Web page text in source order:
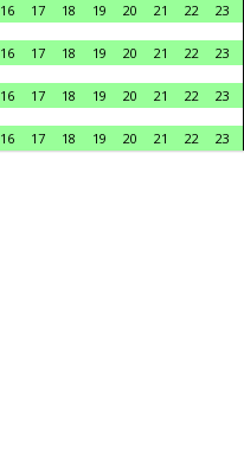
16 17 18 19 20 21 22
23
16 17 18 19 20 21 22
23
16 17 18 19 20 21 22
23
16 17 18 19 20 21 22 23